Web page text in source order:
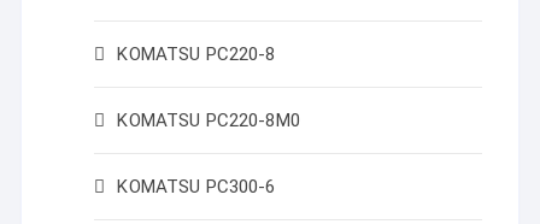
KOMATSU PC220-8
KOMATSU PC220-8M0
KOMATSU PC300-6